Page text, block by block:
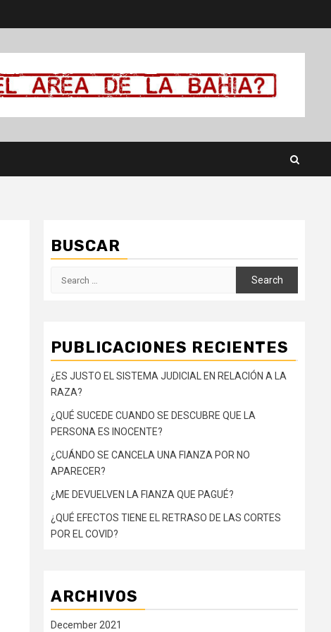
BUSCAR
PUBLICACIONES RECIENTES
¿ES JUSTO EL SISTEMA JUDICIAL EN RELACIÓN A LA
RAZA?
¿QUÉ SUCEDE CUANDO SE DESCUBRE QUE LA
PERSONA ES INOCENTE?
¿CUÁNDO SE CANCELA UNA FIANZA POR NO
APARECER?
¿ME DEVUELVEN LA FIANZA QUE PAGUÉ?
¿QUÉ EFECTOS TIENE EL RETRASO DE LAS CORTES
POR EL COVID?
ARCHIVOS
December 2021